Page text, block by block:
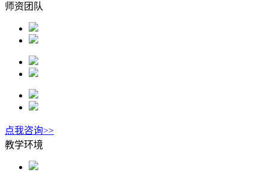
师资团队
点我咨询>>
教学环境